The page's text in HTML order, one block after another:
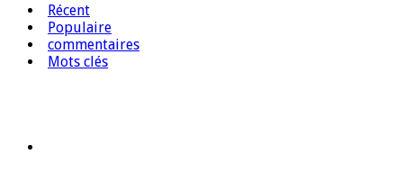
Récent
Populaire
commentaires
Mots clés